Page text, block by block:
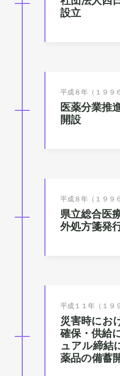
設立
平成８年（１９９
医薬分業推
開設
平成８年（１９９
県立総合医
外処方箋発
平成１１年（１９
災害時にお
確保・供給
ュアル締結
薬品の備蓄